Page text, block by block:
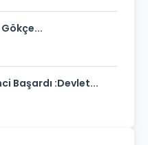
Başardı :Devlet...